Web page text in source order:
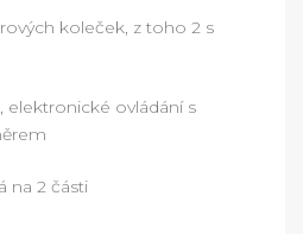
koleček, z toho 2 s
elektronické ovládání s
na 2 části